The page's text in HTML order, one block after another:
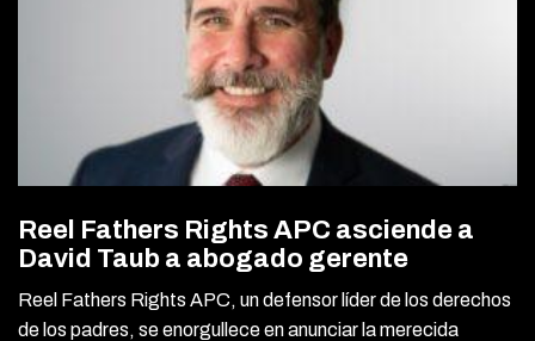
Reel Fathers Rights APC asciende a
David Taub a abogado gerente
Reel Fathers Rights APC, un defensor líder de los derechos
de los padres, se enorgullece en anunciar la merecida